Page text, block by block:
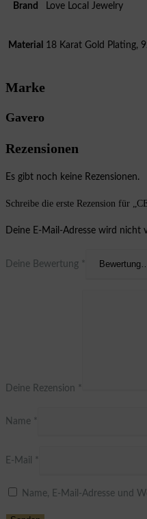
Brand Love Local Jewelry
Material 18 Karat Gold Plating,
Marke
Gavero
Rezensionen
Es gibt noch keine Rezensionen.
Schreibe die erste Rezension für
Deine E-Mail-Adresse wird nicht
Deine Bewertung *
Deine Rezension *
Name *
E-Mail *
Name, E-Mail-Adresse und